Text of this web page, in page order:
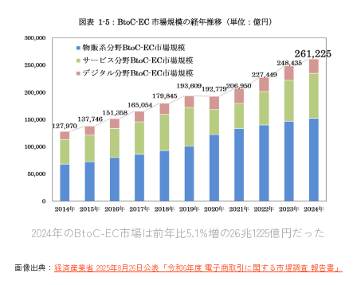
2024年のBtoC-EC市場は前年比5.1%増の26兆1225億円だった
画像出典： 経済産業省 2025年8月26日公表「令和6年度 電子商取引に関する市場調査 報告書」